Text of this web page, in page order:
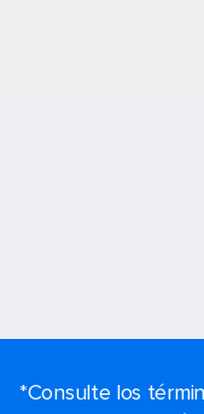
*Consulte los